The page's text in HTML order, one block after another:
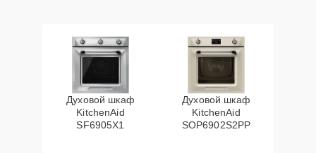
Духовой шкаф
KitchenAid
SF6905X1
Духовой шкаф
KitchenAid
SOP6902S2PP